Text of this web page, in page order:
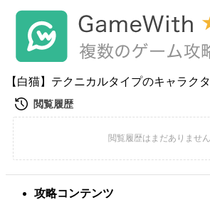
【白猫】テクニカルタイプのキャラク
攻略コンテンツ